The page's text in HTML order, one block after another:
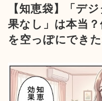
【知恵袋】「デ
果なし」は本当
を空っぽにでき